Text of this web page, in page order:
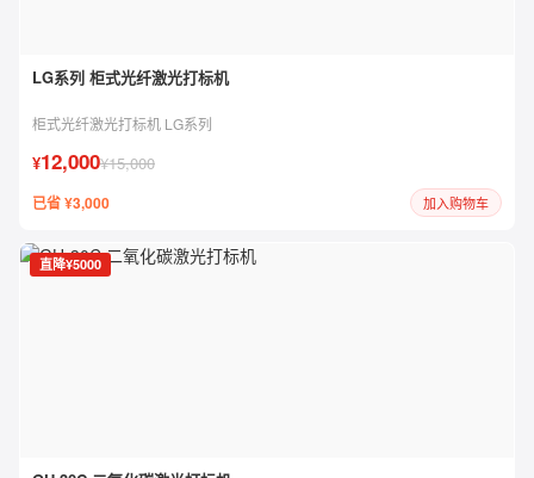
LG系列 柜式光纤激光打标机
柜式光纤激光打标机 LG系列
¥12,000¥15,000
已省 ¥3,000 加入购物车
直降¥5000